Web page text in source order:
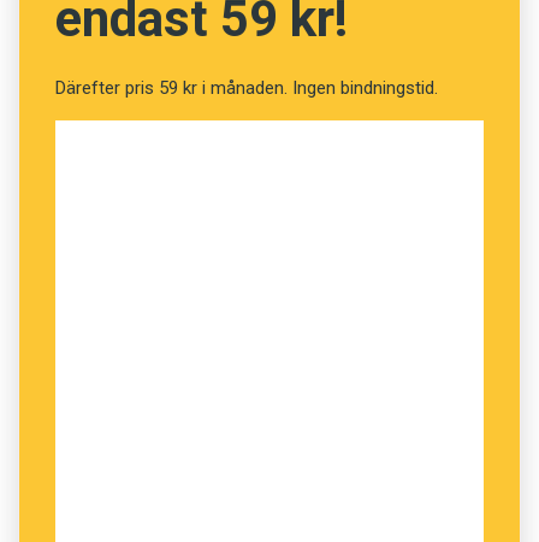
endast 59 kr!
Därefter pris 59 kr i månaden. Ingen bindningstid.